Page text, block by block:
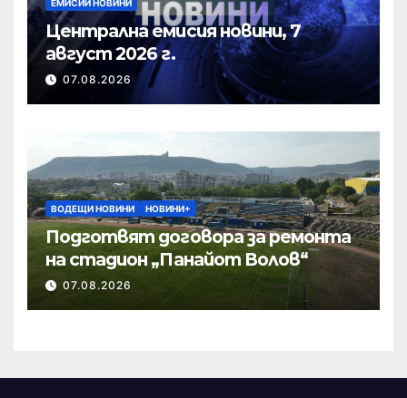
ЕМИСИИ НОВИНИ
Централна емисия новини, 7
август 2026 г.
07.08.2026
ВОДЕЩИ НОВИНИ НОВИНИ+
Подготвят договора за ремонта
на стадион „Панайот Волов“
07.08.2026